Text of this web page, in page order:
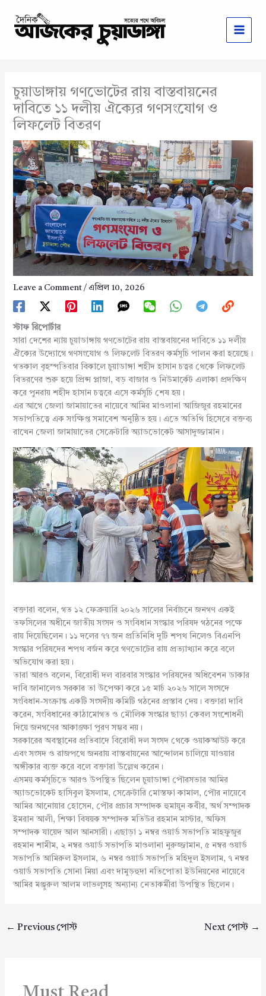
content
চুয়াডাঙ্গায় গণভোটের রায় বাস্তবায়নের
দাবিতে ১১ দলীয় ঐক্যের গণসংযোগ ও
লিফলেট বিতরণ
Leave a Comment / এপ্রিল 10, 2026
স্টাফ রিপোর্টার
সারা দেশের ন্যায় চুয়াডাঙ্গায় গণভোটের রায় বাস্তবায়নের দাবিতে ১১ দলীয়
ঐক্যের উদ্যোগে গণসংযোগ ও লিফলেট বিতরণ কর্মসূচি পালন করা হয়েছে।
গতকাল বৃহস্পতিবার বিকালে চুয়াডাঙ্গা শহীদ হাসান চত্বর থেকে লিফলেট
বিতরণের শুরু হয়ে প্রিন্স প্লাজা, বড় বাজার ও নিউমার্কেট এলাকা প্রদক্ষিণ
করে পুনরায় শহীদ হাসান চত্বরে এসে কর্মসূচি শেষ হয়।
এর আগে জেলা জামায়াতের নায়েবে আমির মাওলানা আজিজুর রহমানের
সভাপতিত্বে এক সংক্ষিপ্ত সমাবেশ অনুষ্ঠিত হয়। এতে অতিথি হিসেবে বক্তব্য
রাখেন জেলা জামায়াতের সেক্রেটারি অ্যাডভোকেট আসাদুজ্জামান।
বক্তারা বলেন, গত ১২ ফেব্রুয়ারি ২০২৬ সালের নির্বাচনে জনগণ একই
তফসিলের অধীনে জাতীয় সংসদ ও সংবিধান সংস্কার পরিষদ গঠনের পক্ষে
রায় দিয়েছিলেন। ১১ দলের ৭৭ জন প্রতিনিধি দুটি শপথ নিলেও বিএনপি
সংস্কার পরিষদের শপথ বর্জন করে গণভোটের রায় প্রত্যাখ্যান করে বলে
অভিযোগ করা হয়।
তারা আরও বলেন, বিরোধী দল বারবার সংস্কার পরিষদের অধিবেশন ডাকার
দাবি জানালেও সরকার তা উপেক্ষা করে ১৫ মার্চ ২০২৬ সালে সংসদে
সংবিধান-সংক্রান্ত একটি সংসদীয় কমিটি গঠনের প্রস্তাব দেয়। বক্তারা দাবি
করেন, সংবিধানের কাঠামোগত ও মৌলিক সংস্কার ছাড়া কেবল সংশোধনী
দিয়ে জনগণের আকাঙ্ক্ষা পূরণ সম্ভব নয়।
সরকারের অবস্থানের প্রতিবাদে বিরোধী দল সংসদ থেকে ওয়াকআউট করে
এবং সংসদ ও রাজপথে জনরায় বাস্তবায়নের আন্দোলন চালিয়ে যাওয়ার
অঙ্গীকার ব্যক্ত করে বলে বক্তারা উল্লেখ করেন।
এসময় কর্মসূচিতে আরও উপস্থিত ছিলেন চুয়াডাঙ্গা পৌরসভার আমির
অ্যাডভোকেট হাসিবুল ইসলাম, সেক্রেটারি মোস্তফা কামাল, পৌর নায়েবে
আমির আনোয়ার হোসেন, পৌর প্রচার সম্পাদক হুমায়ুন কবীর, অর্থ সম্পাদক
ইমরান আলী, শিক্ষা বিষয়ক সম্পাদক মতিউর রহমান মাস্টার, অফিস
সম্পাদক যায়েদ আল আনসারী। এছাড়া ১ নম্বর ওয়ার্ড সভাপতি মাহফুজুর
রহমান শামীম, ২ নম্বর ওয়ার্ড সভাপতি মাওলানা নুরুজ্জামান, ৫ নম্বর ওয়ার্ড
সভাপতি আমিরুল ইসলাম, ৬ নম্বর ওয়ার্ড সভাপতি মহিদুল ইসলাম, ৭ নম্বর
ওয়ার্ড সভাপতি সোনা মিয়া এবং দামুড়হুদা নতিপোতা ইউনিয়নের নায়েবে
আমির মঞ্জুরুল আলম লাভলুসহ অন্যান্য নেতাকর্মীরা উপস্থিত ছিলেন।
← Previous পোস্ট Next পোস্ট →